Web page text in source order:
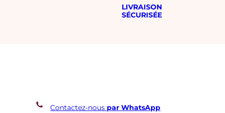
LIVRAISON
SÉCURISÉE
Contactez-nous par WhatsApp